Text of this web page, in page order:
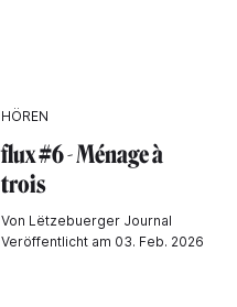
HÖREN
flux #6 - Ménage à
trois
Von Lëtzebuerger Journal
Veröffentlicht am 03. Feb. 2026